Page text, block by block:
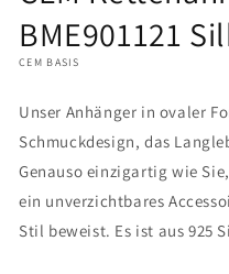
BME901121
CEM BASIS
Unser Anhänger in ovaler
Schmuckdesign, das
Genauso einzigartig wie
ein unverzichtbares
Stil beweist. Es ist aus 925